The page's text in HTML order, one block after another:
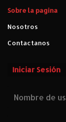
Sobre la pagina
Nosotros
Contactanos
Iniciar Sesión